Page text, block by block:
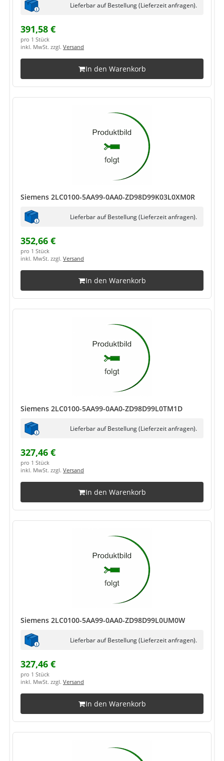
Lieferbar auf Bestellung (Lieferzeit anfragen).
391,58 €
pro 1 Stück
inkl. MwSt. zzgl. Versand
In den Warenkorb
Siemens 2LC0100-5AA99-0AA0-ZD98D99K03L0XM0R
Lieferbar auf Bestellung (Lieferzeit anfragen).
352,66 €
pro 1 Stück
inkl. MwSt. zzgl. Versand
In den Warenkorb
Siemens 2LC0100-5AA99-0AA0-ZD98D99L0TM1D
Lieferbar auf Bestellung (Lieferzeit anfragen).
327,46 €
pro 1 Stück
inkl. MwSt. zzgl. Versand
In den Warenkorb
Siemens 2LC0100-5AA99-0AA0-ZD98D99L0UM0W
Lieferbar auf Bestellung (Lieferzeit anfragen).
327,46 €
pro 1 Stück
inkl. MwSt. zzgl. Versand
In den Warenkorb